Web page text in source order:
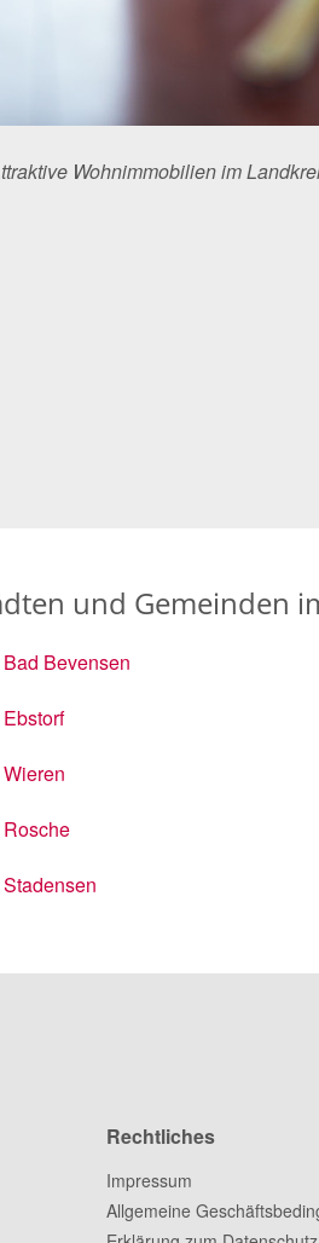
Wohnimmobilien im
und Gemeinden
Bad Bevensen
Ebstorf
Wieren
Rosche
Stadensen
Rechtliches
Impressum
Allgemeine